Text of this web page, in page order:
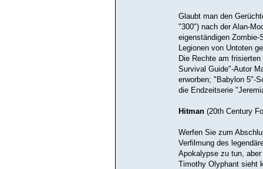
Glaubt man den
"300") nach der Alan-
eigenständigen
Legionen von Untoten
Die Rechte am
Survival Guide"-Autor
erworben; "Babylon 5"-
die Endzeitserie
Hitman(20th Century
Werfen Sie zum
Verfilmung des
Apokalypse zu tun,
Timothy Olyphant sieht